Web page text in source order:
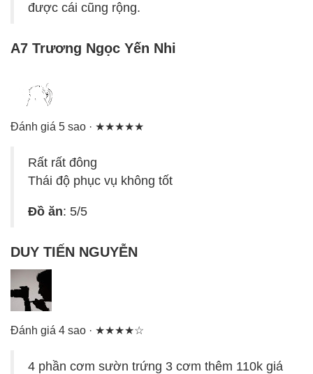
được cái cũng rộng.
A7 Trương Ngọc Yến Nhi
Đánh giá 5 sao · ★★★★★
Rất rất đông
Thái độ phục vụ không tốt
Đồ ăn: 5/5
DUY TIẾN NGUYỄN
Đánh giá 4 sao · ★★★★☆
4 phần cơm sườn trứng 3 cơm thêm 110k giá